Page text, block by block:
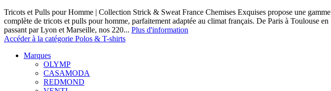
Tricots et Pulls pour Homme | Collection Strick & Sweat France Chemises Exquises propose une gamme
complète de tricots et pulls pour homme, parfaitement adaptée au climat français. De Paris à Toulouse en
passant par Lyon et Marseille, nos 220... Plus d'information
Accéder à la catégorie Polos & T-shirts
Marques
OLYMP
CASAMODA
REDMOND